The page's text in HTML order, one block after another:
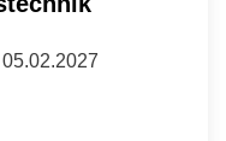
05.02.2027